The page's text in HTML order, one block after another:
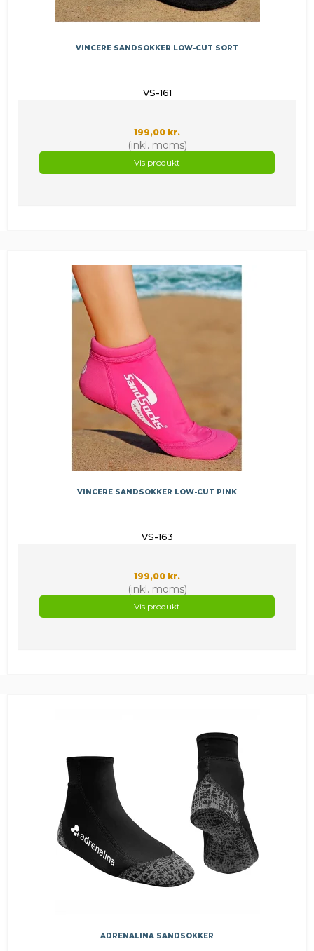
VINCERE SANDSOKKER LOW-CUT SORT
VS-161
199,00 kr.
(inkl. moms)
Vis produkt
VINCERE SANDSOKKER LOW-CUT PINK
VS-163
199,00 kr.
(inkl. moms)
Vis produkt
ADRENALINA SANDSOKKER